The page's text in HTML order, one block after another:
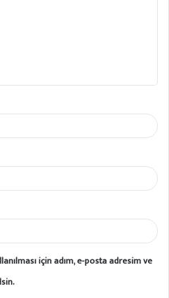
için adım, e-posta adresim ve